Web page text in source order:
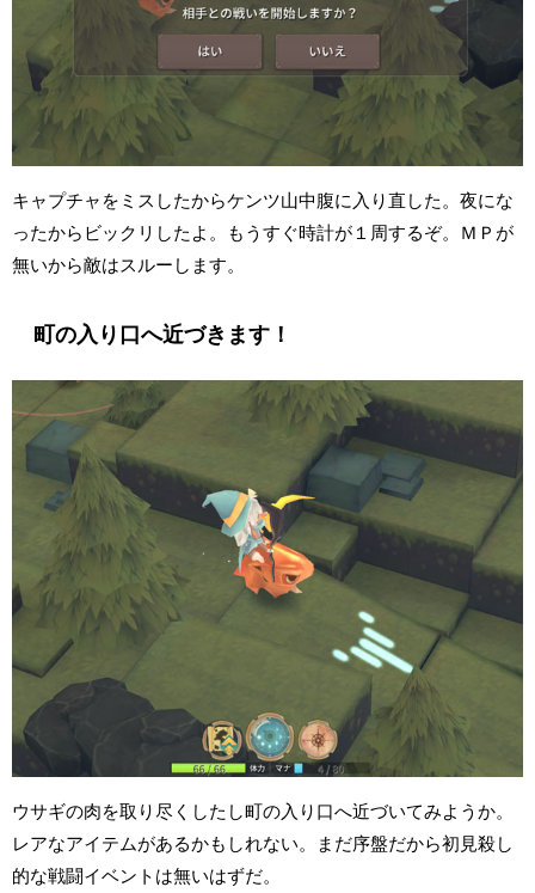
キャプチャをミスしたからケンツ山中腹に入り直した。夜にな
ったからビックリしたよ。もうすぐ時計が１周するぞ。ＭＰが
無いから敵はスルーします。
町の入り口へ近づきます！
ウサギの肉を取り尽くしたし町の入り口へ近づいてみようか。
レアなアイテムがあるかもしれない。まだ序盤だから初見殺し
的な戦闘イベントは無いはずだ。